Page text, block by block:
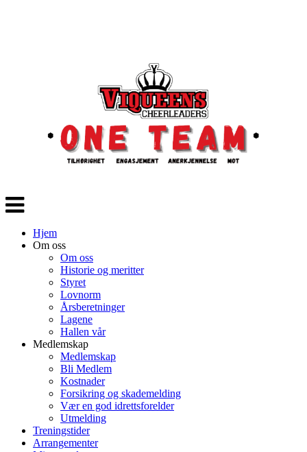
Veksle
navigasjon
Hjem
Om oss
Om oss
Historie og meritter
Styret
Lovnorm
Årsberetninger
Lagene
Hallen vår
Medlemskap
Medlemskap
Bli Medlem
Kostnader
Forsikring og skademelding
Vær en god idrettsforelder
Utmelding
Treningstider
Arrangementer